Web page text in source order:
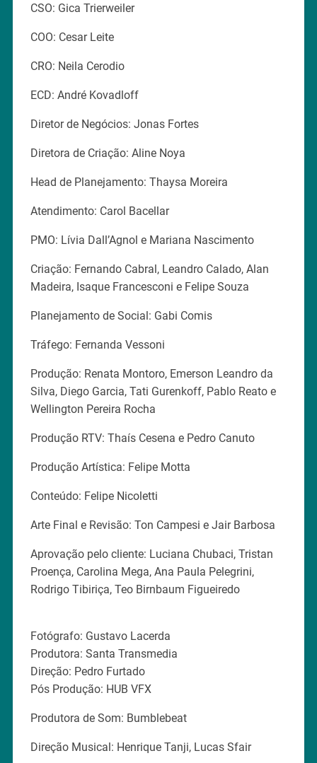
CSO: Gica Trierweiler
COO: Cesar Leite
CRO: Neila Cerodio
ECD: André Kovadloff
Diretor de Negócios: Jonas Fortes
Diretora de Criação: Aline Noya
Head de Planejamento: Thaysa Moreira
Atendimento: Carol Bacellar
PMO: Lívia Dall’Agnol e Mariana Nascimento
Criação: Fernando Cabral, Leandro Calado, Alan
Madeira, Isaque Francesconi e Felipe Souza
Planejamento de Social: Gabi Comis
Tráfego: Fernanda Vessoni
Produção: Renata Montoro, Emerson Leandro da
Silva, Diego Garcia, Tati Gurenkoff, Pablo Reato e
Wellington Pereira Rocha
Produção RTV: Thaís Cesena e Pedro Canuto
Produção Artística: Felipe Motta
Conteúdo: Felipe Nicoletti
Arte Final e Revisão: Ton Campesi e Jair Barbosa
Aprovação pelo cliente: Luciana Chubaci, Tristan
Proença, Carolina Mega, Ana Paula Pelegrini,
Rodrigo Tibiriça, Teo Birnbaum Figueiredo
Fotógrafo: Gustavo Lacerda
Produtora: Santa Transmedia
Direção: Pedro Furtado
Pós Produção: HUB VFX
Produtora de Som: Bumblebeat
Direção Musical: Henrique Tanji, Lucas Sfair